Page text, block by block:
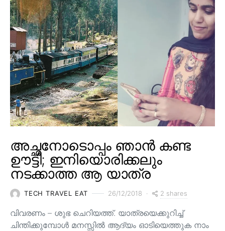
അച്ഛനോടൊപ്പം ഞാൻ കണ്ട
ഊട്ടി; ഇനിയൊരിക്കലും
നടക്കാത്ത ആ യാത്ര
TECH TRAVEL EAT 26/12/2018 2 shares
വിവരണം – ശുഭ ചെറിയത്ത്. യാത്രയെക്കുറിച്ച്
ചിന്തിക്കുമ്പോൾ മനസ്സിൽ ആദ്യം ഓടിയെത്തുക നാം